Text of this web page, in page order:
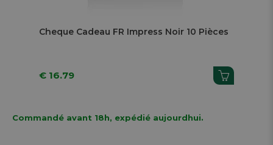
Cheque Cadeau FR Impress Noir 10 Pièces
€ 16.79
Commandé avant 18h, expédié aujourdhui.